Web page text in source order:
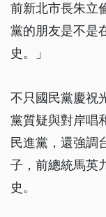
前新北市長朱立
黨的朋友是不是
史。」
不只國民黨慶祝
黨質疑與對岸唱
民進黨，還強調
子，前總統馬英
史。